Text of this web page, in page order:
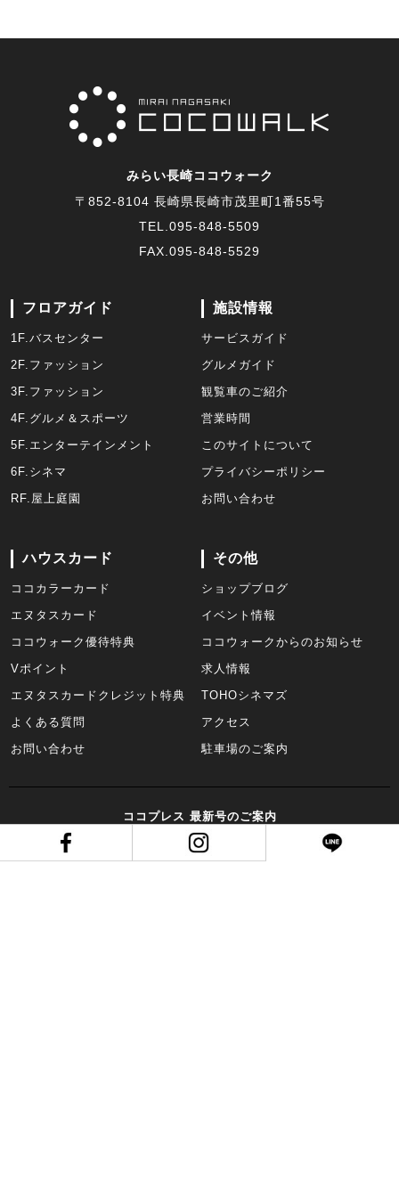
みらい長崎ココウォーク
〒852-8104 長崎県長崎市茂里町1番55号
TEL. 095-848-5509
FAX.095-848-5529
フロアガイド
1F.バスセンター
2F.ファッション
3F.ファッション
4F.グルメ＆スポーツ
5F.エンターテインメント
6F.シネマ
RF.屋上庭園
施設情報
サービスガイド
グルメガイド
観覧車のご紹介
営業時間
このサイトについて
プライバシーポリシー
お問い合わせ
ハウスカード
ココカラーカード
エヌタスカード
ココウォーク優待特典
Vポイント
エヌタスカードクレジット特典
よくある質問
お問い合わせ
その他
ショップブログ
イベント情報
ココウォークからのお知らせ
求人情報
TOHOシネマズ
アクセス
駐車場のご案内
ココプレス 最新号のご案内